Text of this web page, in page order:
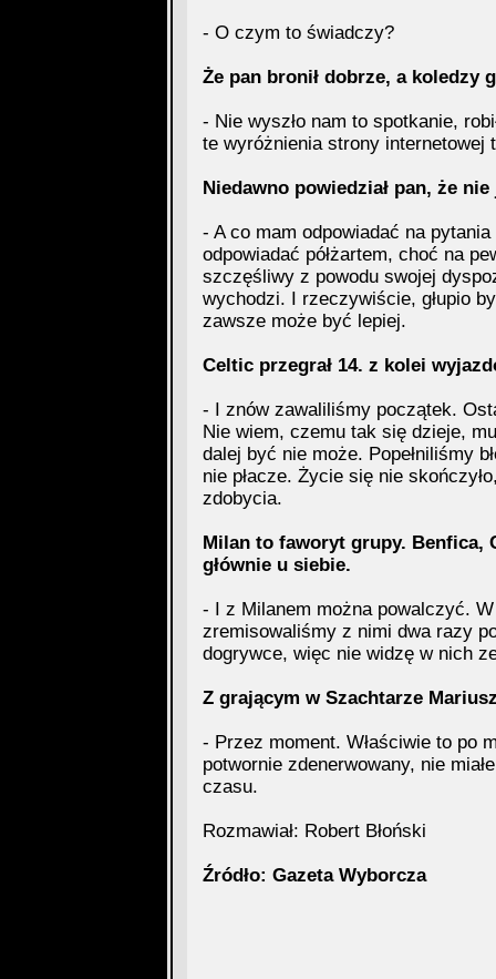
- O czym to świadczy?
Że pan bronił dobrze, a koledzy
- Nie wyszło nam to spotkanie,
te wyróżnienia strony internetowej
Niedawno powiedział pan, że
- A co mam odpowiadać na
odpowiadać półżartem, choć na
szczęśliwy z powodu swojej
wychodzi. I rzeczywiście, głupio
zawsze może być lepiej.
Celtic przegrał 14. z kolei
- I znów zawaliliśmy początek.
Nie wiem, czemu tak się dzieje,
dalej być nie może. Popełniliśmy
nie płacze. Życie się nie
zdobycia.
Milan to faworyt grupy. Benfica,
głównie u siebie.
- I z Milanem można powalczyć.
zremisowaliśmy z nimi dwa razy
dogrywce, więc nie widzę w nich
Z grającym w Szachtarze
- Przez moment. Właściwie to po
potwornie zdenerwowany, nie
czasu.
Rozmawiał: Robert Błoński
Źródło: Gazeta Wyborcza